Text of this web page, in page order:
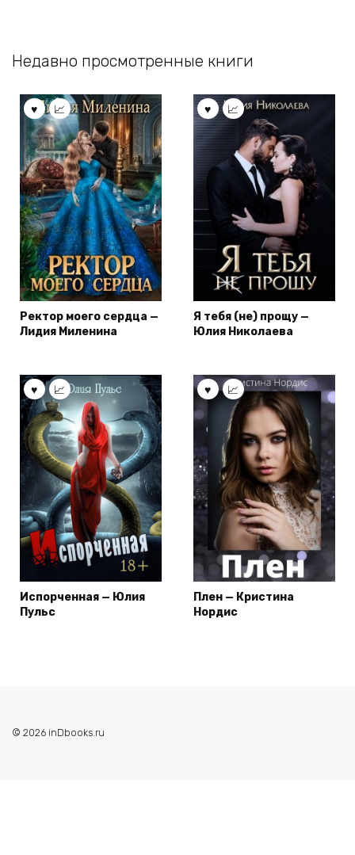
Недавно просмотренные книги
Ректор моего сердца —
Лидия Миленина
Я тебя (не) прощу —
Юлия Николаева
Испорченная — Юлия
Пульс
Плен — Кристина
Нордис
© 2026 inDbooks.ru